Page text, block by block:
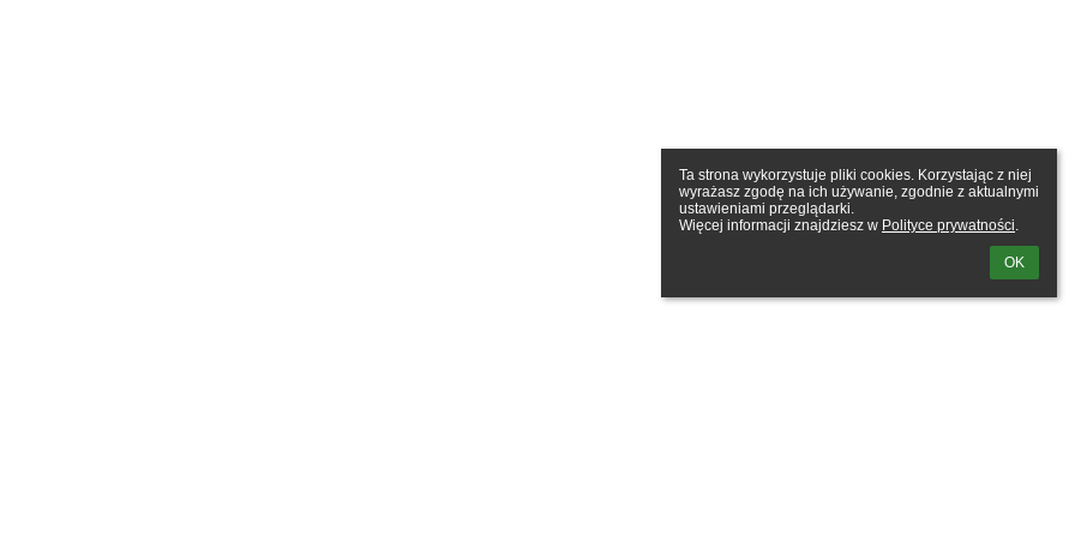
Ta strona wykorzystuje pliki cookies. Korzystając z niej
wyrażasz zgodę na ich używanie, zgodnie z aktualnymi
ustawieniami przeglądarki.
Więcej informacji znajdziesz w Polityce prywatności.
OK